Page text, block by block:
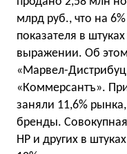
млрд руб., что на
показателя в
выражении. Об
«Марвел-
«Коммерсантъ».
заняли 11,6%
бренды.
HP и других в